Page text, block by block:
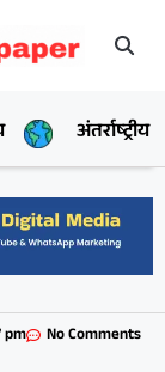
अंतर्राष्ट्रीय
pm No Comments